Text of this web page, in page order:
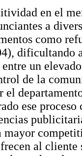
en el
a
como
dificultando
entre un
de la
el
ese
mayor
al